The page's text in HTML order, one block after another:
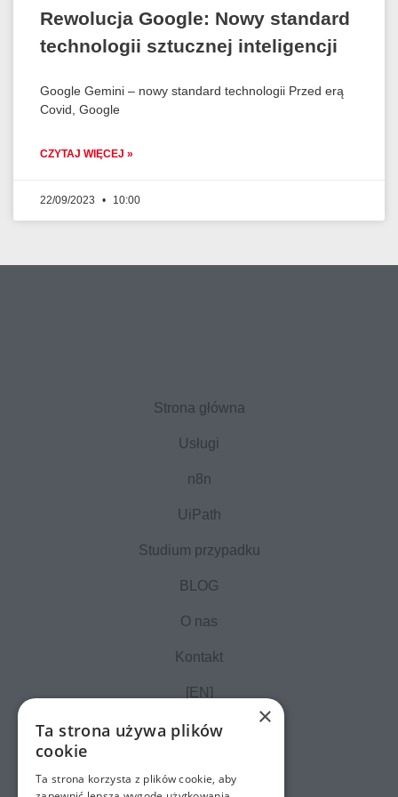
Rewolucja Google: Nowy standard
technologii sztucznej inteligencji
Google Gemini – nowy standard technologii Przed erą
Covid, Google
CZYTAJ WIĘCEJ »
22/09/2023 10:00
Strona główna
Usługi
n8n
UiPath
Studium przypadku
BLOG
O nas
Kontakt
[EN]
×
Ta strona używa plików
cookie
Ta strona korzysta z plików cookie, aby